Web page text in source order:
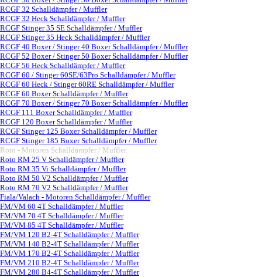
RCGF 32 Schalldämpfer / Muffler
RCGF 32 Heck Schalldämpfer / Muffler
RCGF Stinger 35 SE Schalldämpfer / Muffler
RCGF Stinger 35 Heck Schalldämpfer / Muffler
RCGF 40 Boxer / Stinger 40 Boxer Schalldämpfer / Muffler
RCGF 52 Boxer / Stinger 50 Boxer Schalldämpfer / Muffler
RCGF 56 Heck Schalldämpfer / Muffler
RCGF 60 / Stinger 60SE/63Pro Schalldämpfer / Muffler
RCGF 60 Heck / Stinger 60RE Schalldämpfer / Muffler
RCGF 60 Boxer Schalldämpfer / Muffler
RCGF 70 Boxer / Stinger 70 Boxer Schalldämpfer / Muffler
RCGF 111 Boxer Schalldämpfer / Muffler
RCGF 120 Boxer Schalldämpfer / Muffler
RCGF Stinger 125 Boxer Schalldämpfer / Muffler
RCGF Stinger 185 Boxer Schalldämpfer / Muffler
Roto - Motoren Schalldämpfer / Muffler
Roto RM 25 V Schalldämpfer / Muffler
Roto RM 35 Vi Schalldämpfer / Muffler
Roto RM 50 V2 Schalldämpfer / Muffler
Roto RM 70 V2 Schalldämpfer / Muffler
Fiala/Valach - Motoren Schalldämpfer / Muffler▼
FM/VM 60 4T Schalldämpfer / Muffler
FM/VM 70 4T Schalldämpfer / Muffler
FM/VM 85 4T Schalldämpfer / Muffler
FM/VM 120 B2-4T Schalldämpfer / Muffler
FM/VM 140 B2-4T Schalldämpfer / Muffler
FM/VM 170 B2-4T Schalldämpfer / Muffler
FM/VM 210 B2-4T Schalldämpfer / Muffler
FM/VM 280 B4-4T Schalldämpfer / Muffler